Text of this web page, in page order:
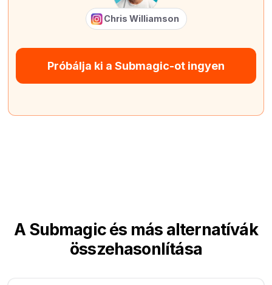
Chris Williamson
Próbálja ki a Submagic-ot ingyen
A Submagic és más alternatívák
összehasonlítása